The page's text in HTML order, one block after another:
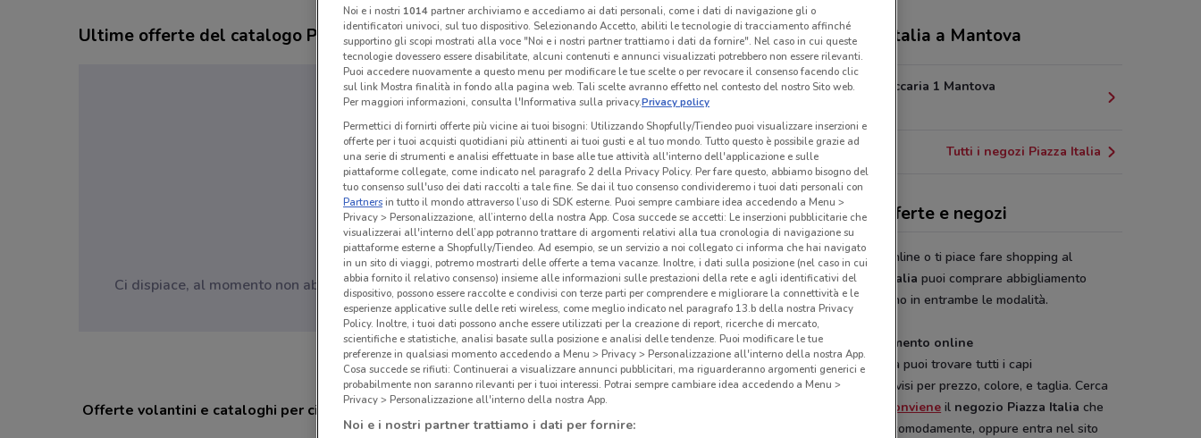
Ultime offerte del catalogo Piazza Italia
Ci dispiace, al momento non abbiamo pubblicato volantini nella tua zona. Riprova più tardi.
Offerte volantini e cataloghi per città nelle vicinanze
Negozi Piazza Italia a Mantova
Piazzale Beccaria 1 Mantova
Tutti i negozi Piazza Italia
Piazza Italia, offerte e negozi
Preferisci comprare online o ti piace fare shopping al
negozio? DaPiazza Italia puoi comprare abbigliamento
uomo, donna e bambino in entrambe le modalità.
Catalogo d’abbigliamento online
Sul sito di Piazza Italia puoi trovare tutti i capi
d’abbigliamento suddivisi per prezzo, colore, e taglia. Cerca
la app di DoveConviene il negozio Piazza Italiache
puoi raggiungere più comodamente, oppure entra nel sito
Noi e i nostri 1014partner archiviamo e accediamo ai dati personali, come i dati di navigazione gli o
identificatori univoci, sul tuo dispositivo. Selezionando Accetto, abiliti le tecnologie di tracciamento affinché
supportino gli scopi mostrati alla voce "Noi e i nostri partner trattiamo i dati da fornire". Nel caso in cui queste
tecnologie dovessero essere disabilitate, alcuni contenuti e annunci visualizzati potrebbero non essere rilevanti.
Puoi accedere nuovamente a questo menu per modificare le tue scelte o per revocare il consenso facendo clic
sul link Mostra finalità in fondo alla pagina web. Tali scelte avranno effetto nel contesto del nostro Sito web.
Per maggiori informazioni, consulta l'Informativa sulla privacy.Privacy policy
Permettici di fornirti offerte più vicine ai tuoi bisogni: Utilizzando Shopfully/Tiendeo puoi visualizzare inserzioni e
offerte per i tuoi acquisti quotidiani più attinenti ai tuoi gusti e al tuo mondo. Tutto questo è possibile grazie ad
una serie di strumenti e analisi effettuate in base alle tue attività all'interno dell'applicazione e sulle
piattaforme collegate, come indicato nel paragrafo 2 della Privacy Policy. Per fare questo, abbiamo bisogno del
tuo consenso sull'uso dei dati raccolti a tale fine. Se dai il tuo consenso condivideremo i tuoi dati personali con
Partnersin tutto il mondo attraverso l’uso di SDK esterne. Puoi sempre cambiare idea accedendo a Menu >
Privacy > Personalizzazione, all’interno della nostra App. Cosa succede se accetti: Le inserzioni pubblicitarie che
visualizzerai all'interno dell’app potranno trattare di argomenti relativi alla tua cronologia di navigazione su
piattaforme esterne a Shopfully/Tiendeo. Ad esempio, se un servizio a noi collegato ci informa che hai navigato
in un sito di viaggi, potremo mostrarti delle offerte a tema vacanze. Inoltre, i dati sulla posizione (nel caso in cui
abbia fornito il relativo consenso) insieme alle informazioni sulle prestazioni della rete e agli identificativi del
dispositivo, possono essere raccolte e condivisi con terze parti per comprendere e migliorare la connettività e le
esperienze applicative sulle delle reti wireless, come meglio indicato nel paragrafo 13.b della nostra Privacy
Policy. Inoltre, i tuoi dati possono anche essere utilizzati per la creazione di report, ricerche di mercato,
scientifiche e statistiche, analisi basate sulla posizione e analisi delle tendenze. Puoi modificare le tue
preferenze in qualsiasi momento accedendo a Menu > Privacy > Personalizzazione all'interno della nostra App.
Cosa succede se rifiuti: Continuerai a visualizzare annunci pubblicitari, ma riguarderanno argomenti generici e
probabilmente non saranno rilevanti per i tuoi interessi. Potrai sempre cambiare idea accedendo a Menu >
Privacy > Personalizzazione all'interno della nostra App.
Noi e i nostri partner trattiamo i dati per fornire: